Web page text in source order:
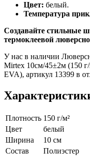
Цвет: белый.
Температура
Создавайте стильные
термоклеевой
У нас в наличии
Mirtex 10см/45±2м (150
EVA), артикул 13399 в
Плотность 150 г/м²
Цвет
белый
Ширина
10 см
Состав
Полиэстер